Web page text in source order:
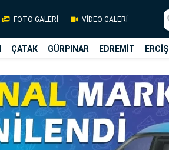
FOTO GALERİ VİDEO GALERİ
ÇATAK GÜRPINAR EDREMİT ERCİŞ